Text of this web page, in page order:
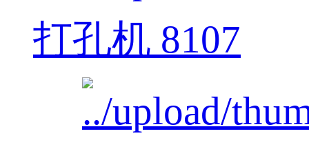
打孔机 8107